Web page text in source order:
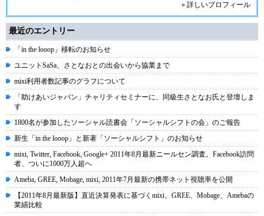
» 詳しいプロフィール
最近のエントリー
「in the looop」移転のお知らせ
ユニットSaSa、さとなおとの出会いから協業まで
mixi利用者数記事のグラフについて
「助けあいジャパン」チャリティセミナーに、同級生さとなお氏と登壇しま
す
1800名が参加したソーシャル読書会「ソーシャルシフトの会」のご報告
新生「in the looop」と新著「ソーシャルシフト」のお知らせ
mixi, Twitter, Facebook, Google+ 2011年8月最新ニールセン調査。Facebook訪問
者、ついに1000万人超へ
Ameba, GREE, Mobage, mixi, 2011年7月最新の携帯ネット視聴率を公開
【2011年8月最新版】直近決算発表に基づくmixi、GREE、Mobage、Amebaの
業績比較